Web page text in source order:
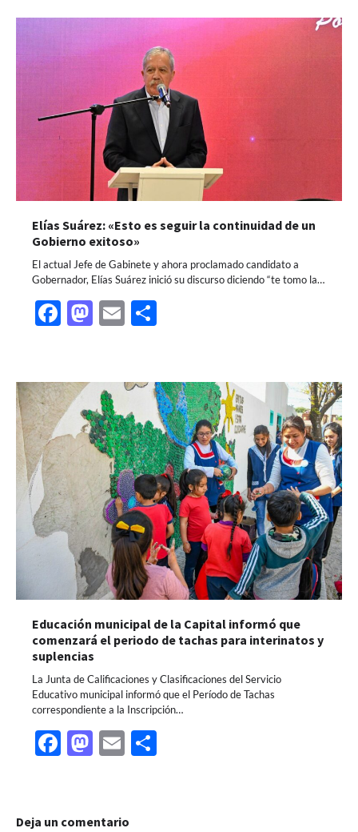
Elías Suárez: «Esto es seguir la continuidad de un
Gobierno exitoso»
El actual Jefe de Gabinete y ahora proclamado candidato a
Gobernador, Elías Suárez inició su discurso diciendo “te tomo la…
Facebook
Mastodon
Email
Educación municipal de la Capital informó que
comenzará el periodo de tachas para interinatos y
suplencias
La Junta de Calificaciones y Clasificaciones del Servicio
Educativo municipal informó que el Período de Tachas
correspondiente a la Inscripción…
Facebook
Mastodon
Email
Deja un comentario